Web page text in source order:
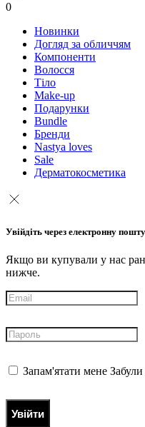
0
Новинки
Догляд за обличчям
Компоненти
Волосся
Тіло
Make-up
Подарунки
Bundle
Бренди
Nastya loves
Sale
Дерматокосметика
Увійдіть через електронну пошту
Якщо ви купували у нас
нижче.
Запам'ятати мене
Увійти